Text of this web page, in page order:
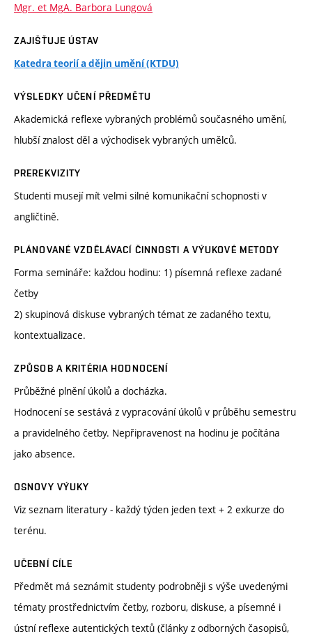
Mgr. et MgA. Barbora Lungová
ZAJIŠŤUJE ÚSTAV
Katedra teorií a dějin umění (KTDU)
VÝSLEDKY UČENÍ PŘEDMĚTU
Akademická reflexe vybraných problémů současného umění,
hlubší znalost děl a východisek vybraných umělců.
PREREKVIZITY
Studenti musejí mít velmi silné komunikační schopnosti v
angličtině.
PLÁNOVANÉ VZDĚLÁVACÍ ČINNOSTI A VÝUKOVÉ METODY
Forma semináře: každou hodinu: 1) písemná reflexe zadané
četby
2) skupinová diskuse vybraných témat ze zadaného textu,
kontextualizace.
ZPŮSOB A KRITÉRIA HODNOCENÍ
Průběžné plnění úkolů a docházka.
Hodnocení se sestává z vypracování úkolů v průběhu semestru
a pravidelného četby. Nepřipravenost na hodinu je počítána
jako absence.
OSNOVY VÝUKY
Viz seznam literatury - každý týden jeden text + 2 exkurze do
terénu.
UČEBNÍ CÍLE
Předmět má seznámit studenty podrobněji s výše uvedenými
tématy prostřednictvím četby, rozboru, diskuse, a písemné i
ústní reflexe autentických textů (články z odborných časopisů,